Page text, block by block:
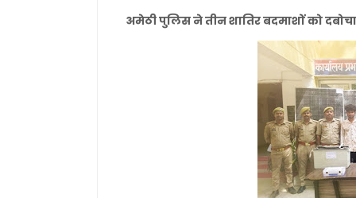
अमेठी पुलिस ने तीन शातिर बदमाशों को दबोचा